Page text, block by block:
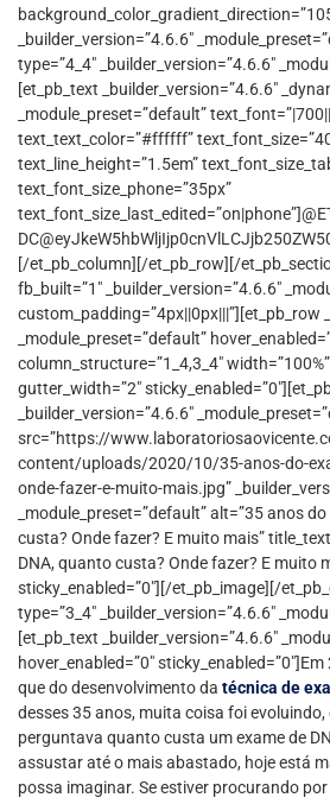
_builder_version=”4.6.6″
type=”4_4″ _builder_version=”4.6.6″
[et_pb_text _builder_version=”4.6.6″
_module_preset=”default”
text_text_color=”#ffffff”
text_line_height=”1.5em”
text_font_size_phone=”35px”
[/et_pb_column][/et_pb_row][/
fb_built=”1″ _builder_version=”4.6.6″
custom_padding=”4px||0px|||”][et_pb_row
_module_preset=”default”
column_structure=”1_4,3_4″
gutter_width=”2″
_builder_version=”4.6.6″
src=”https://
content/uploads/2020/10/35-anos-do-
onde-fazer-e-muito-mais.jpg”
_module_preset=”default” alt=”35 anos
custa? Onde fazer? E muito mais”
DNA, quanto custa? Onde fazer? E muito
sticky_enabled=”0″][/et_pb_image][/
type=”3_4″ _builder_version=”4.6.6″
[et_pb_text _builder_version=”4.6.6″
hover_enabled=”0″
que do desenvolvimento da técnica de
desses 35 anos, muita coisa foi evoluindo,
perguntava quanto custa um exame de
assustar até o mais abastado, hoje está
possa imaginar. Se estiver procurando por